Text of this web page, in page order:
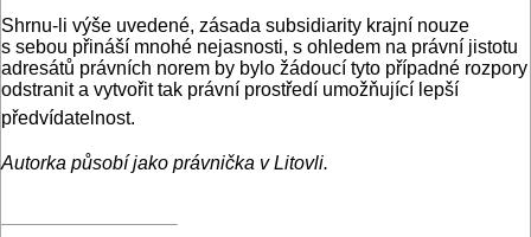
Shrnu-li výše uvedené, zásada subsidiarity krajní nouze
s sebou přináší mnohé nejasnosti, s ohledem na právní jistotu
adresátů právních norem by bylo žádoucí tyto případné rozpory
odstranit a vytvořit tak právní prostředí umožňující lepší
předvídatelnost.
Autorka působí jako právnička v Litovli.